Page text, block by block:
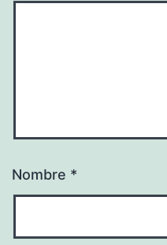
Nombre *